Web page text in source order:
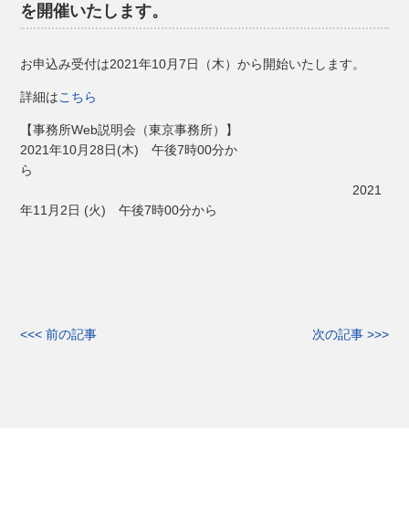
を開催いたします。
お申込み受付は2021年10月7日（木）から開始いたします。
詳細はこちら
【事務所Web説明会（東京事務所）】
2021年10月28日(木) 午後7時00分か
ら
2021
年11月2日 (火) 午後7時00分から
<<< 前の記事 次の記事 >>>